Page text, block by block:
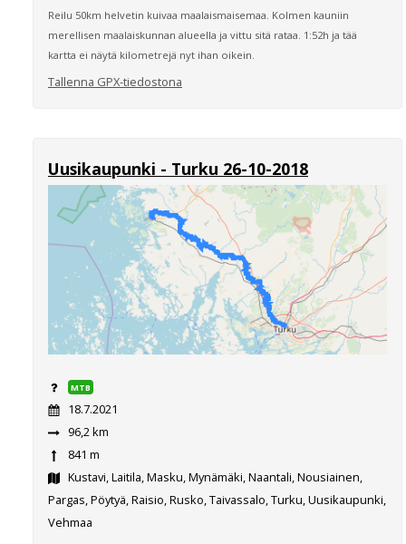
Reilu 50km helvetin kuivaa maalaismaisemaa. Kolmen kauniin
merellisen maalaiskunnan alueella ja vittu sitä rataa. 1:52h ja tää
kartta ei näytä kilometrejä nyt ihan oikein.
Tallenna GPX-tiedostona
Uusikaupunki - Turku 26-10-2018
MTB
18.7.2021
96,2 km
841 m
Kustavi, Laitila, Masku, Mynämäki, Naantali, Nousiainen,
Pargas, Pöytyä, Raisio, Rusko, Taivassalo, Turku, Uusikaupunki,
Vehmaa